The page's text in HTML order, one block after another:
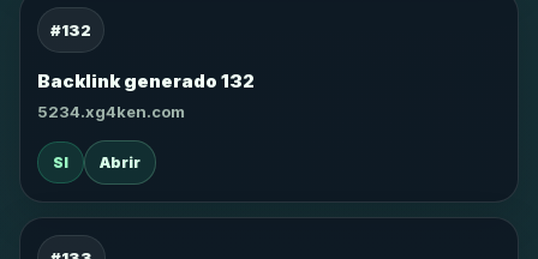
#132
Backlink generado 132
5234.xg4ken.com
SI Abrir